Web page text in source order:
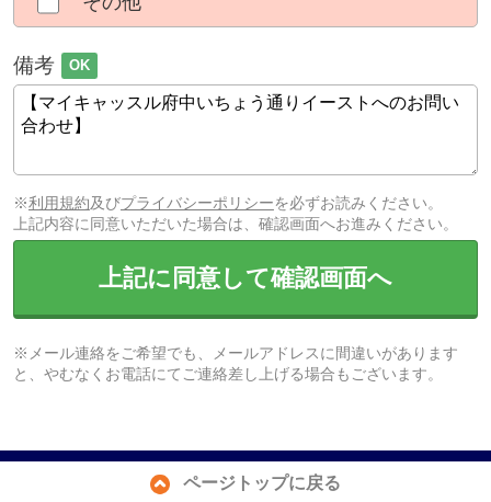
備考 OK
※利用規約及びプライバシーポリシーを必ずお読みください。
上記内容に同意いただいた場合は、確認画面へお進みください。
上記に同意して確認画面へ
※メール連絡をご希望でも、メールアドレスに間違いがあります
と、やむなくお電話にてご連絡差し上げる場合もございます。
ページトップに戻る